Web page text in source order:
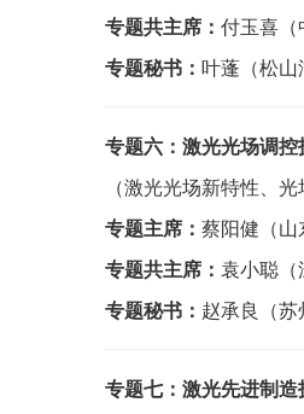
专题共主席： 付玉喜
专题秘书： 叶蓬（松山
专题六： 激光光场调控
（激光光场新特性、
专题主席： 蔡阳健（山
专题共主席： 袁小聪（
专题秘书： 赵承良（苏
专题七：激光先进制造